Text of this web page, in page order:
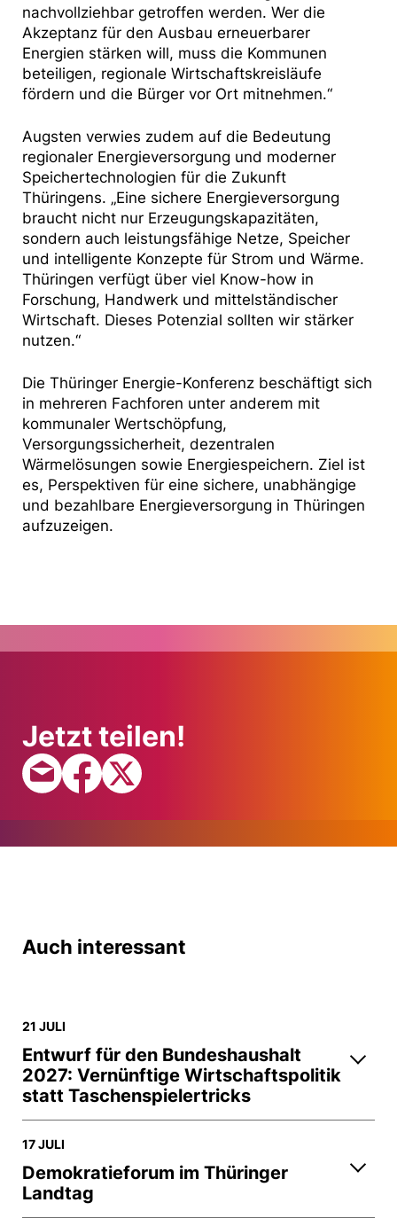
nachvollziehbar getroffen werden. Wer die
Akzeptanz für den Ausbau erneuerbarer
Energien stärken will, muss die Kommunen
beteiligen, regionale Wirtschaftskreisläufe
fördern und die Bürger vor Ort mitnehmen.“
Augsten verwies zudem auf die Bedeutung
regionaler Energieversorgung und moderner
Speichertechnologien für die Zukunft
Thüringens. „Eine sichere Energieversorgung
braucht nicht nur Erzeugungskapazitäten,
sondern auch leistungsfähige Netze, Speicher
und intelligente Konzepte für Strom und Wärme.
Thüringen verfügt über viel Know-how in
Forschung, Handwerk und mittelständischer
Wirtschaft. Dieses Potenzial sollten wir stärker
nutzen.“
Die Thüringer Energie-Konferenz beschäftigt sich
in mehreren Fachforen unter anderem mit
kommunaler Wertschöpfung,
Versorgungssicherheit, dezentralen
Wärmelösungen sowie Energiespeichern. Ziel ist
es, Perspektiven für eine sichere, unabhängige
und bezahlbare Energieversorgung in Thüringen
aufzuzeigen.
Jetzt teilen!
Auch interessant
21 JULI
Entwurf für den Bundeshaushalt
2027: Vernünftige Wirtschaftspolitik
statt Taschenspielertricks
17 JULI
Demokratieforum im Thüringer
Landtag